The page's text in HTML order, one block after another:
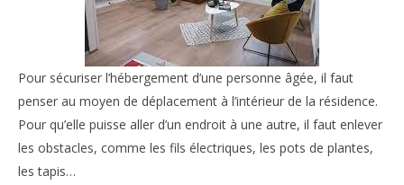
Pour sécuriser l’hébergement d’une personne âgée, il faut
penser au moyen de déplacement à l’intérieur de la résidence.
Pour qu’elle puisse aller d’un endroit à une autre, il faut enlever
les obstacles, comme les fils électriques, les pots de plantes,
les tapis…